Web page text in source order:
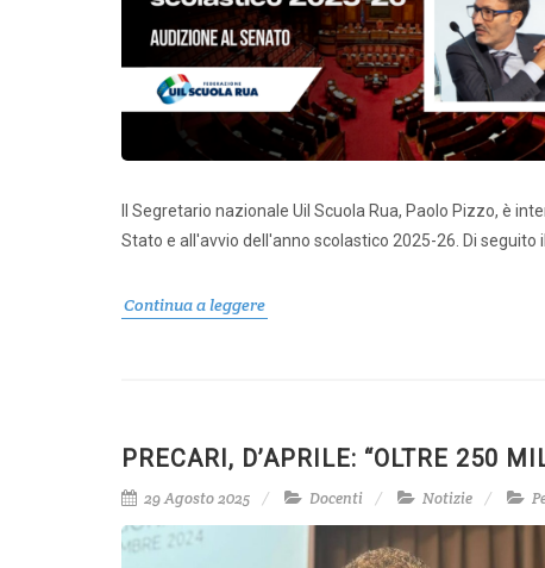
Il Segretario nazionale Uil Scuola Rua, Paolo Pizzo, è
Stato e all'avvio dell'anno scolastico 2025-26. Di seguito
Continua a leggere
PRECARI, D’APRILE: “OLTRE 250
29 Agosto 2025 Docenti Notizie